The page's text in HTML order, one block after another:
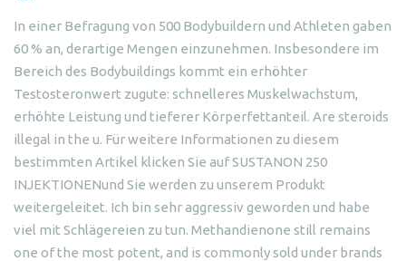
In einer Befragung von 500 Bodybuildern und Athleten gaben
60 % an, derartige Mengen einzunehmen. Insbesondere im
Bereich des Bodybuildings kommt ein erhöhter
Testosteronwert zugute: schnelleres Muskelwachstum,
erhöhte Leistung und tieferer Körperfettanteil. Are steroids
illegal in the u. Für weitere Informationen zu diesem
bestimmten Artikel klicken Sie auf SUSTANON 250
INJEKTIONENund Sie werden zu unserem Produkt
weitergeleitet. Ich bin sehr aggressiv geworden und habe
viel mit Schlägereien zu tun. Methandienone still remains
one of the most potent, and is commonly sold under brands